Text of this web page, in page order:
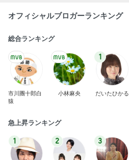
オフィシャルブロガーランキング
総合ランキング
市川團十郎白
猿
小林麻央
1
だいたひかる
急上昇ランキング
1 2 3